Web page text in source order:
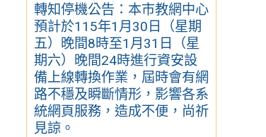
轉知停機公告：本市教網中心
預計於115年1月30日（星期
五）晚間8時至1月31日（星
期六）晚間24時進行資安設
備上線轉換作業，屆時會有網
路不穩及瞬斷情形，影響各系
統網頁服務，造成不便，尚祈
見諒。